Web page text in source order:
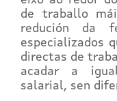
de traballo
redución da
especializados
directas de
acadar a
salarial, sen